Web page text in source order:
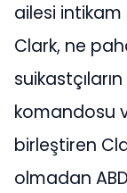
ailesi intikam
Clark, ne
komandosu
birleştiren
olmadan